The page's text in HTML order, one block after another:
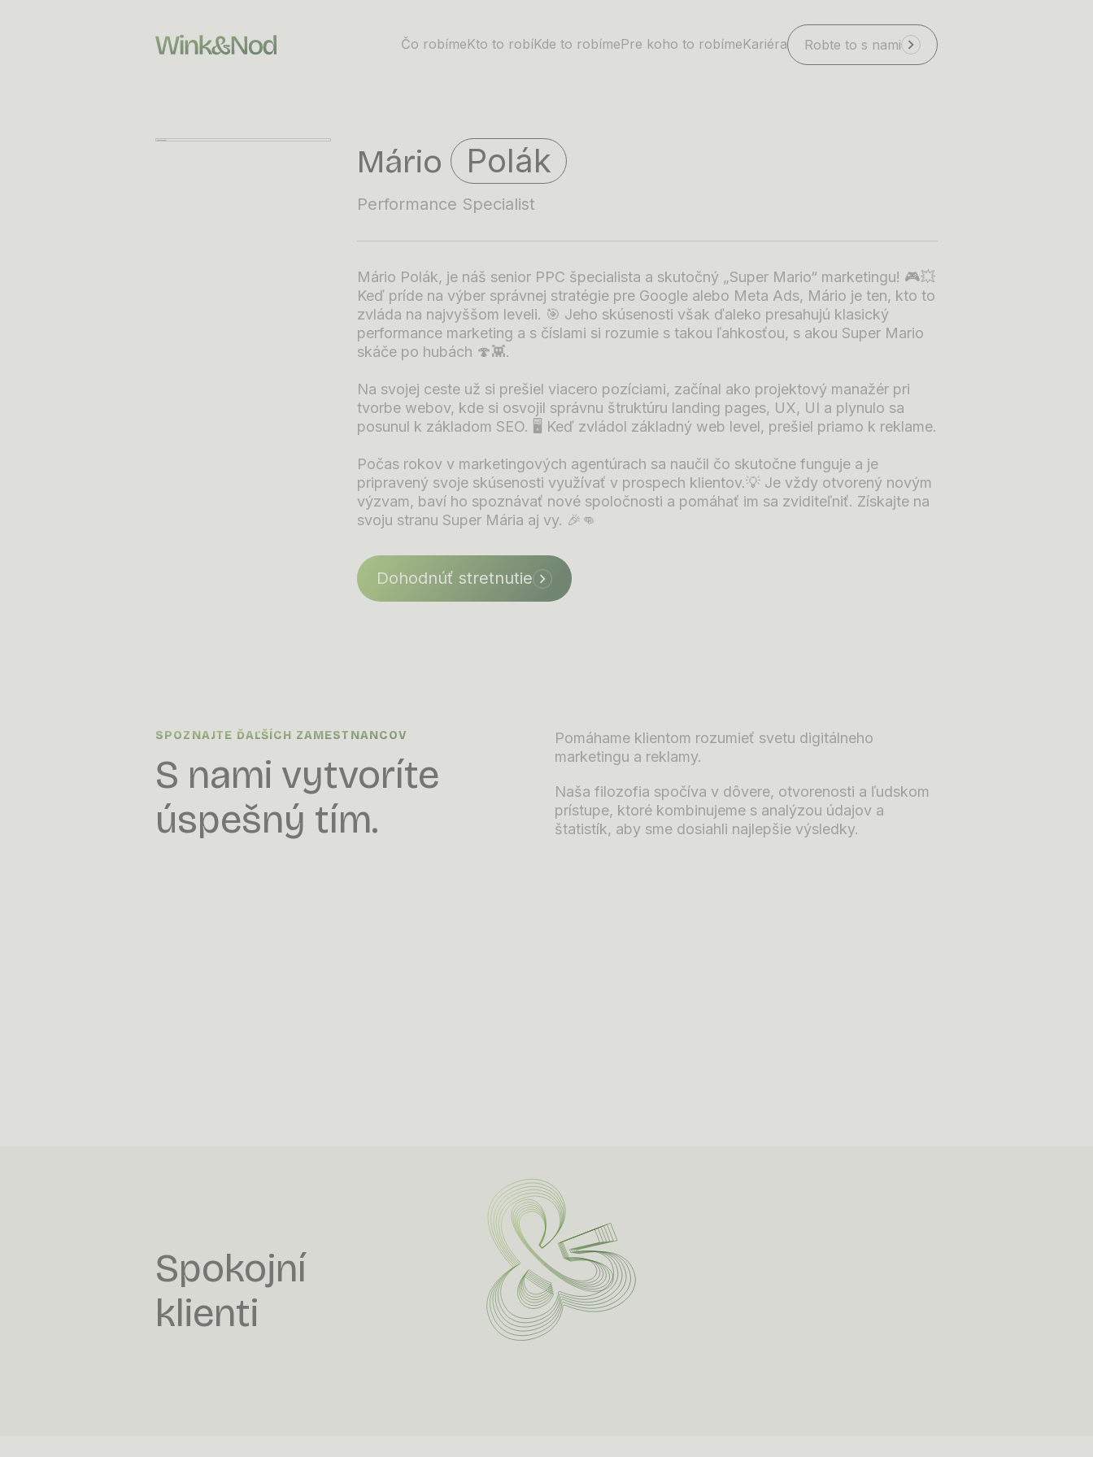
Čo robímeKto to robíKde to robímePre koho to robímeKariéra Robte to s nami
Mário Polák
Performance Specialist
Mário Polák, je náš senior PPC špecialista a skutočný „Super Mario“ marketingu! 🎮💥
Keď príde na výber správnej stratégie pre Google alebo Meta Ads, Mário je ten, kto to
zvláda na najvyššom leveli. 🎯 Jeho skúsenosti však ďaleko presahujú klasický
performance marketing a s číslami si rozumie s takou ľahkosťou, s akou Super Mario
skáče po hubách 🍄👾.
Na svojej ceste už si prešiel viacero pozíciami, začínal ako projektový manažér pri
tvorbe webov, kde si osvojil správnu štruktúru landing pages, UX, UI a plynulo sa
posunul k základom SEO. 🖥️ Keď zvládol základný web level, prešiel priamo k reklame.
Počas rokov v marketingových agentúrach sa naučil čo skutočne funguje a je
pripravený svoje skúsenosti využívať v prospech klientov.💡 Je vždy otvorený novým
výzvam, baví ho spoznávať nové spoločnosti a pomáhať im sa zviditeľniť. Získajte na
svoju stranu Super Mária aj vy. 🎉👊
Dohodnúť stretnutie
SPOZNAJTE ĎAĽŠÍCH ZAMESTNANCOV
S nami vytvoríte
úspešný tím.
Pomáhame klientom rozumieť svetu digitálneho
marketingu a reklamy.
Naša filozofia spočíva v dôvere, otvorenosti a ľudskom
prístupe, ktoré kombinujeme s analýzou údajov a
štatistík, aby sme dosiahli najlepšie výsledky.
Spokojní
klienti